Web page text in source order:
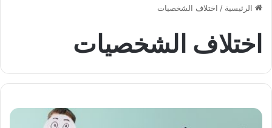
الرئيسية / اختلاف الشخصيات
اختلاف الشخصيات